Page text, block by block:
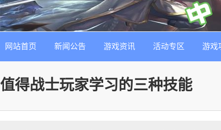
网站首页 新闻公告 游戏资讯 活动专区 游戏
值得战士玩家学习的三种技能